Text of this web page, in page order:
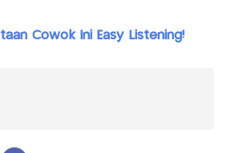
Cowok Ini Easy Listening!